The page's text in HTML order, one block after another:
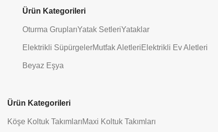
Ürün Kategorileri
Oturma GruplarıYatak SetleriYataklar
Elektrikli SüpürgelerMutfak AletleriElektrikli Ev Aletleri
Beyaz Eşya
Ürün Kategorileri
Köşe Koltuk TakımlarıMaxi Koltuk Takımları